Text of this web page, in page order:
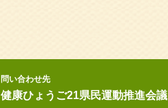
問い合わせ先
健康ひょうご21県民運動推進会議